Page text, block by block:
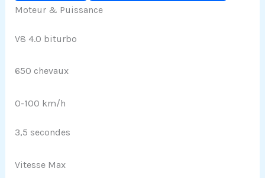
Moteur & Puissance
V8 4.0 biturbo
650 chevaux
0-100 km/h
3,5 secondes
Vitesse Max